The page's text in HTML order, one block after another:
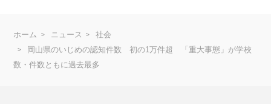
ホーム ニュース
社会
岡山県のいじめの認知件数 初の1万件超 「重大事態」が学校
数・件数ともに過去最多